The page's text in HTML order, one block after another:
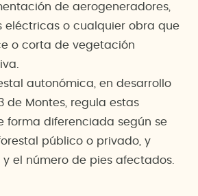
de aerogeneradores,
eléctricas o cualquier obra que
o corta de vegetación
autonómica, en desarrollo
de Montes, regula estas
forma diferenciada según se
público o privado, y
el número de pies afectados.